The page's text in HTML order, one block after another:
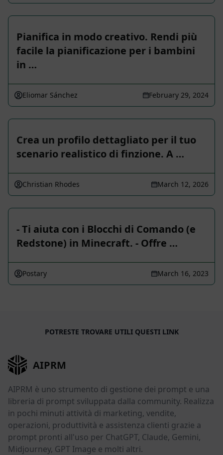
Pianifica in modo creativo. Rendi più
facile la pianificazione per i bambini
in …
Eliomar Sánchez February 29, 2024
Crea un profilo dettagliato per il tuo
scenario realistico di finzione. A …
Christian Rhodes March 12, 2026
- Ti aiuta con i Blocchi di Comando (e
Redstone) in Minecraft. - Offre …
Postary March 16, 2023
POTRESTE TROVARE UTILI QUESTI LINK
AIPRM
AIPRM è uno strumento di gestione dei prompt e una
libreria di prompt sviluppata dalla community. Realizza
in pochi minuti attività di marketing, vendite,
operazioni, produttività e assistenza clienti grazie a
prompt pronti all'uso per ChatGPT, Claude, Gemini,
Midjourney, GPT Image e molti altri.